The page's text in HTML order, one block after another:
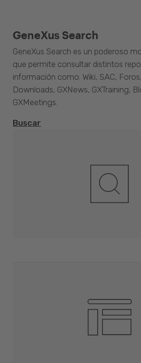
GeneXus Search
GeneXus Search es un poderoso
que permite consultar distintos
información como: Wiki, SAC,
Downloads, GXNews, GXTraining,
GXMeetings.
Buscar